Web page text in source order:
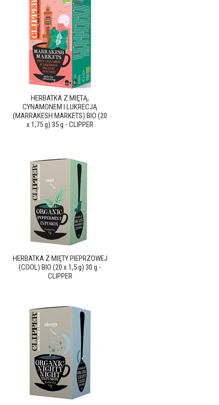
HERBATKA Z MIĘTĄ,
CYNAMONEM I LUKRECJĄ
(MARRAKESH MARKETS) BIO (20
x 1,75 g) 35 g - CLIPPER
HERBATKA Z MIĘTY PIEPRZOWEJ
(COOL) BIO (20 x 1,5 g) 30 g -
CLIPPER